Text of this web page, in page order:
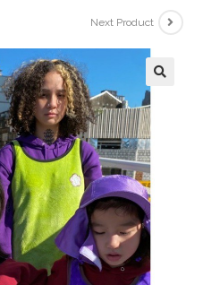
Next Product